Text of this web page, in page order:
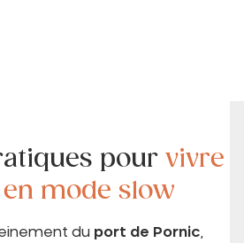
pour vivre
mode slow
du port de Pornic